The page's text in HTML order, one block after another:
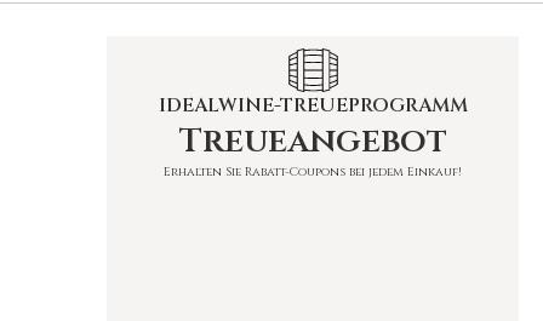
IDEALWINE-TREUEPROGRAMM
Treueangebot
Erhalten Sie Rabatt-Coupons bei jedem Einkauf!